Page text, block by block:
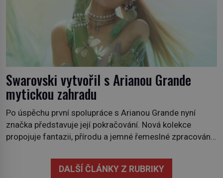
Swarovski vytvořil s Arianou Grande
mytickou zahradu
Po úspěchu první spolupráce s Arianou Grande nyní
značka představuje její pokračování. Nová kolekce
propojuje fantazii, přírodu a jemné řemeslné zpracování
třicítka šperků působí hravě a zároveň rafinovaně.
Spolupráce mezi značkou Swarovski a zpěvačkou a
DALŠÍ ČLÁNKY Z RUBRIKY